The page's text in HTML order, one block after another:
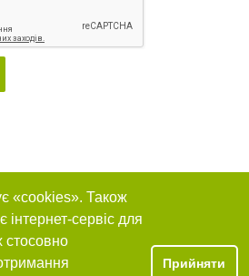
«cookies». Також
інтернет-сервіс для
стосовно
Прийняти